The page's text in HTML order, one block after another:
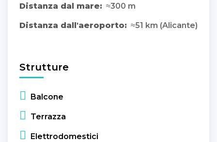
Distanza dal mare: ≈300 m
Distanza dall'aeroporto: ≈51 km (Alicante)
Strutture
Balcone
Terrazza
Elettrodomestici